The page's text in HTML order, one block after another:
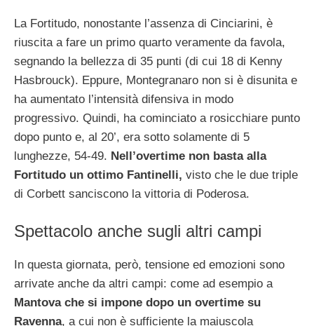
La Fortitudo, nonostante l’assenza di Cinciarini, è
riuscita a fare un primo quarto veramente da favola,
segnando la bellezza di 35 punti (di cui 18 di Kenny
Hasbrouck). Eppure, Montegranaro non si è disunita e
ha aumentato l’intensità difensiva in modo
progressivo. Quindi, ha cominciato a rosicchiare punto
dopo punto e, al 20’, era sotto solamente di 5
lunghezze, 54-49. Nell’overtime non basta alla
Fortitudo un ottimo Fantinelli, visto che le due triple
di Corbett sanciscono la vittoria di Poderosa.
Spettacolo anche sugli altri campi
In questa giornata, però, tensione ed emozioni sono
arrivate anche da altri campi: come ad esempio a
Mantova che si impone dopo un overtime su
Ravenna, a cui non è sufficiente la maiuscola